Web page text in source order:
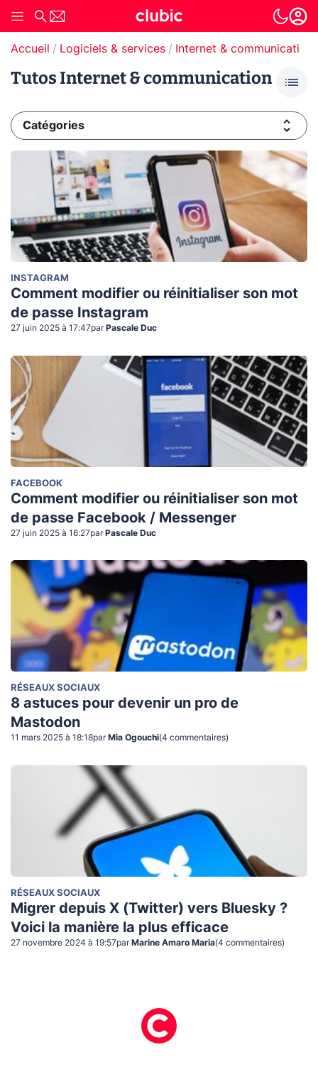
Accueil Logiciels & services Internet & communication
Tutos Internet & communication
Catégories
INSTAGRAM
Comment modifier ou réinitialiser son mot
de passe Instagram
27 juin 2025 à 17:47par Pascale Duc
FACEBOOK
Comment modifier ou réinitialiser son mot
de passe Facebook / Messenger
27 juin 2025 à 16:27par Pascale Duc
RÉSEAUX SOCIAUX
8 astuces pour devenir un pro de
Mastodon
11 mars 2025 à 18:18par Mia Ogouchi(4 commentaires)
RÉSEAUX SOCIAUX
Migrer depuis X (Twitter) vers Bluesky ?
Voici la manière la plus efficace
27 novembre 2024 à 19:57par Marine Amaro Maria(4 commentaires)